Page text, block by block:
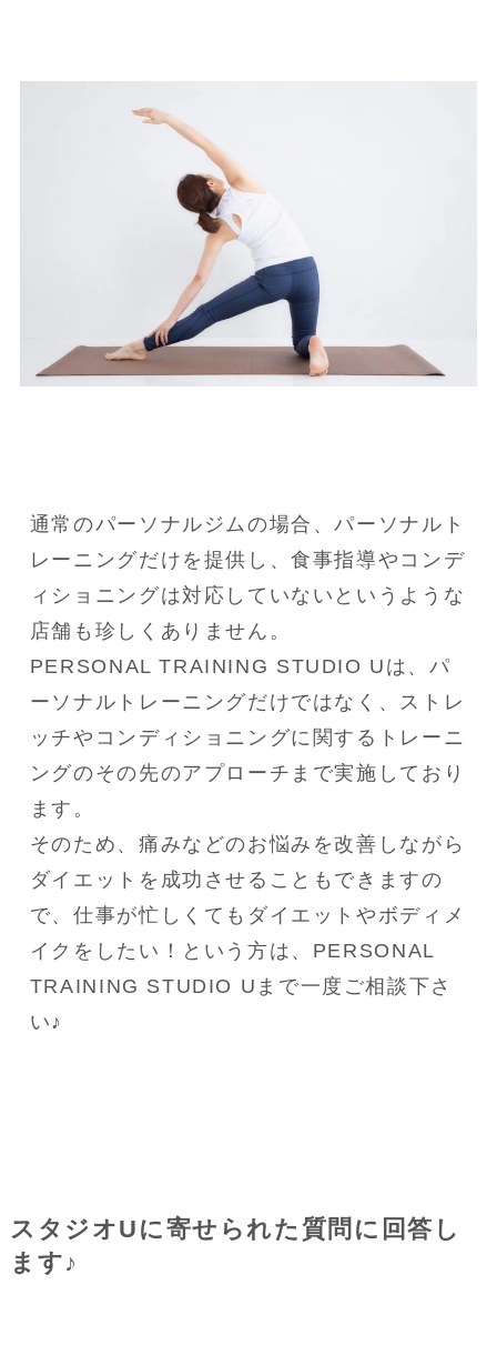
通常のパーソナルジムの場合、パーソナルト
レーニングだけを提供し、食事指導やコンデ
ィショニングは対応していないというような
店舗も珍しくありません。
PERSONAL TRAINING STUDIO Uは、パ
ーソナルトレーニングだけではなく、ストレ
ッチやコンディショニングに関するトレーニ
ングのその先のアプローチまで実施しており
ます。
そのため、痛みなどのお悩みを改善しながら
ダイエットを成功させることもできますの
で、仕事が忙しくてもダイエットやボディメ
イクをしたい！という方は、PERSONAL
TRAINING STUDIO Uまで一度ご相談下さ
い♪
スタジオUに寄せられた質問に回答し
ます♪